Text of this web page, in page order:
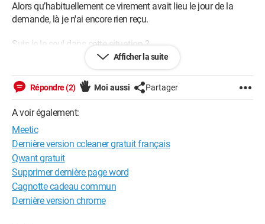
Alors qu’habituellement ce virement avait lieu le jour de la
demande, là je n'ai encore rien reçu.
Suis je le seul dans cette situation ?
Android / Firefox 140.0
Afficher la suite
Répondre (2) Moi aussi Partager
A voir également:
Meetic
Dernière version ccleaner gratuit français
Qwant gratuit
Supprimer dernière page word
Cagnotte cadeau commun
Dernière version chrome